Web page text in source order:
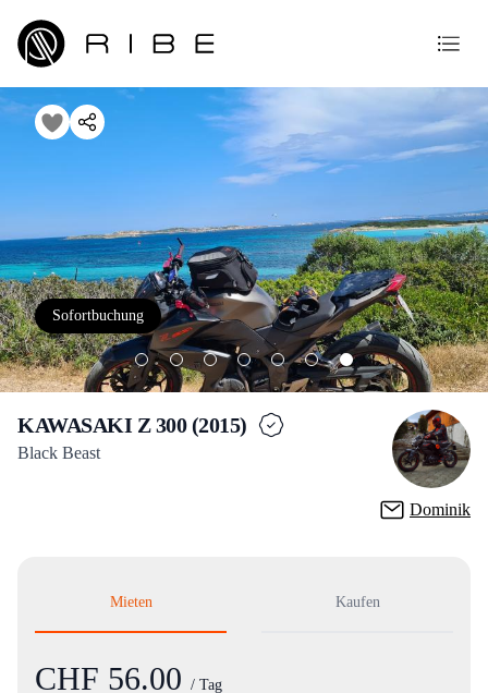
Sofortbuchung
KAWASAKI Z 300 (2015)
Black Beast
Dominik
Mieten Kaufen
Product information
CHF 56.00 / Tag